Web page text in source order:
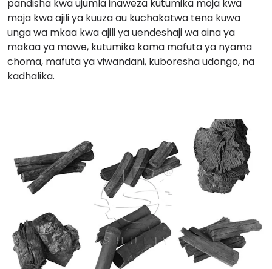
pandisha kwa ujumla inaweza kutumika moja kwa
moja kwa ajili ya kuuza au kuchakatwa tena kuwa
unga wa mkaa kwa ajili ya uendeshaji wa aina ya
makaa ya mawe, kutumika kama mafuta ya nyama
choma, mafuta ya viwandani, kuboresha udongo, na
kadhalika.